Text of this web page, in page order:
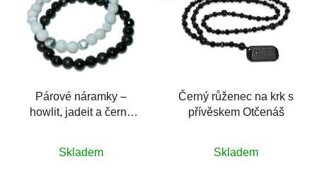
Párové náramky –
howlit, jadeit a černý
hodnocení
Skladem
Černý růženec na krk s
přívěskem Otčenáš
hodnocení
Skladem